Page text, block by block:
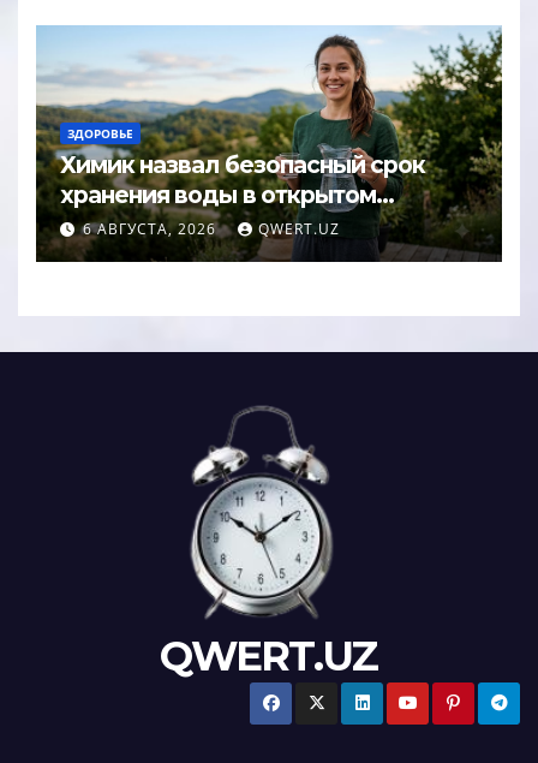
ЗДОРОВЬЕ
Химик назвал безопасный срок
хранения воды в открытом
кувшине
6 АВГУСТА, 2026 QWERT.UZ
QWERT.UZ